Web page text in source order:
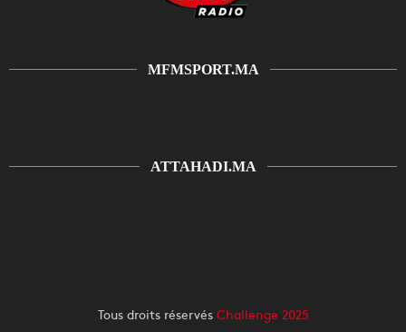
MFMSPORT.MA
ATTAHADI.MA
Tous droits réservés Challenge 2025